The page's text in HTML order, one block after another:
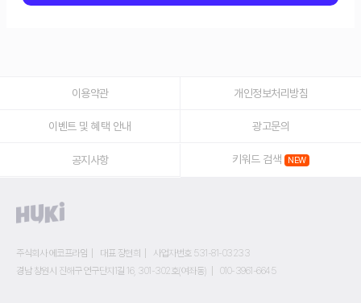
이용약관 개인정보처리방침
이벤트 및 혜택 안내 광고문의
공지사항 키워드 검색
주식회사 에코프라임 대표 장현희
사업자번호 531-81-03233
경남 창원시 진해구 연구단지1길 16, 301-302호(여좌동)
010-3961-6645